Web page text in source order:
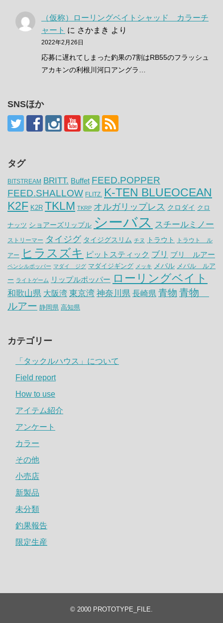
（仮称）ローリングベイトシャッド カラーチ
ャート に さかまき より
2022年2月26日
応募に遅れてしまった釣果の7割はRB55のフラッシュ
アカキンの利根川河口アングラ…
SNSほか
タグ
BITSTREAM BRITT. Buffet FEED.POPPER
FEED.SHALLOW FLITZ.
K-TEN BLUEOCEAN
K2F K2R TKLM TKRP オルガリップレス クロダイ クロ
ナッツ ショアーズリップル シーバス スチールミノー
ストリーマー タイジグ タイジグスリム チヌ トラウト トラウト ル
アー ヒラスズキ ピットスティック ブリ ブリ ルアー
ペンシルポッパー マダイ ジグ マダイジギング メッキ メバル メバル ルア
ー ライトゲーム リップルポッパー ローリングベイト
和歌山県 大阪湾 東京湾 神奈川県 長崎県 青物 青物
ルアー 静岡県 高知県
カテゴリー
「タックルハウス」について
Field report
How to use
アイテム紹介
アンケート
カラー
その他
小売店
新製品
未分類
釣果報告
限定生産
© 2000 PROTOTYPE_FILE